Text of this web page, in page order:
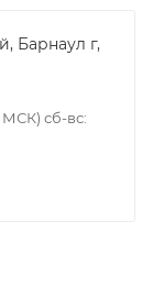
Барнаул г,
сб-вс: